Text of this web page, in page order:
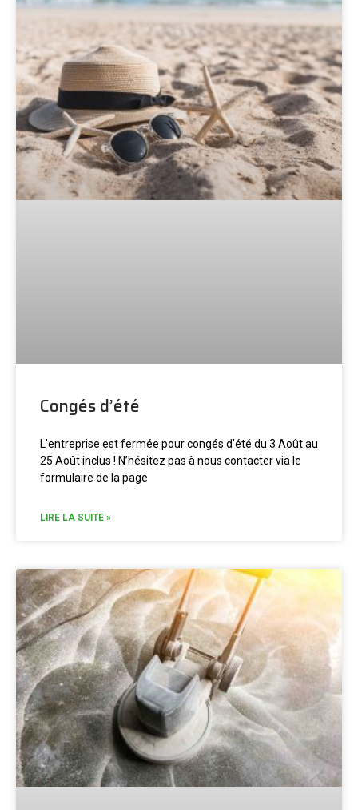
Congés d’été
L’entreprise est fermée pour congés d’été du 3 Août au
25 Août inclus ! N’hésitez pas à nous contacter via le
formulaire de la page
LIRE LA SUITE »